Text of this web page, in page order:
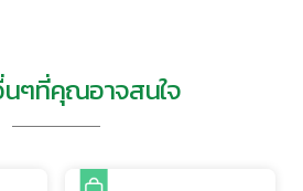
ๆที่คุณอาจสนใจ